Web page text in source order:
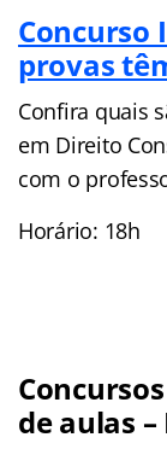
Concurso
provas
Confira quais
em Direito
com o
Horário: 18h
de aulas